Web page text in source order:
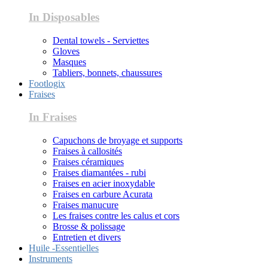
In Disposables
Dental towels - Serviettes
Gloves
Masques
Tabliers, bonnets, chaussures
Footlogix
Fraises
In Fraises
Capuchons de broyage et supports
Fraises à callosités
Fraises céramiques
Fraises diamantées - rubi
Fraises en acier inoxydable
Fraises en carbure Acurata
Fraises manucure
Les fraises contre les calus et cors
Brosse & polissage
Entretien et divers
Huile -Essentielles
Instruments